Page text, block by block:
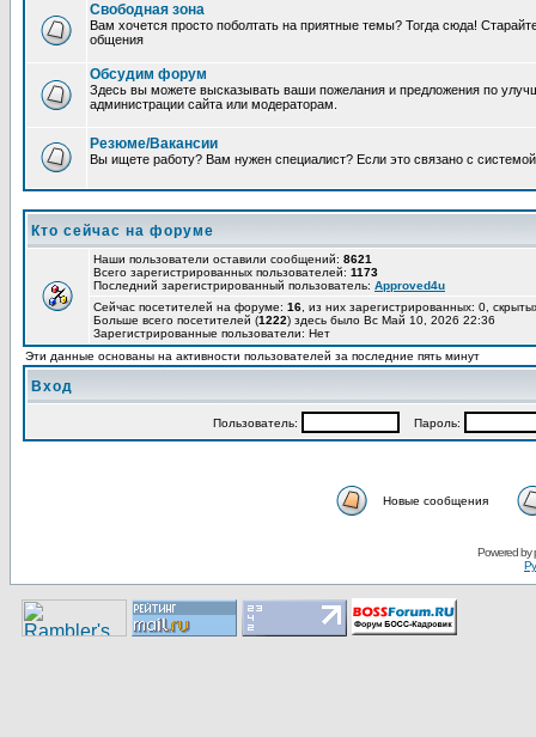
Свободная зона
Вам хочется просто поболтать на приятные темы? Тогда сюда!
общения
Обсудим форум
Здесь вы можете высказывать ваши пожелания и предложения по
администрации сайта или модераторам.
Резюме/Вакансии
Вы ищете работу? Вам нужен специалист? Если это связано с
Кто сейчас на форуме
Наши пользователи оставили сообщений: 8621
Всего зарегистрированных пользователей: 1173
Последний зарегистрированный пользователь: Approved4u
Сейчас посетителей на форуме: 16 , из них зарегистрированных: 0,
Больше всего посетителей (1222) здесь было Вс Май 10, 2026 22:36
Зарегистрированные пользователи: Нет
Эти данные основаны на активности пользователей за последние пять минут
Вход
Пользoватeль: Пaрoль:
Новые сообщения
Pоwerеd by